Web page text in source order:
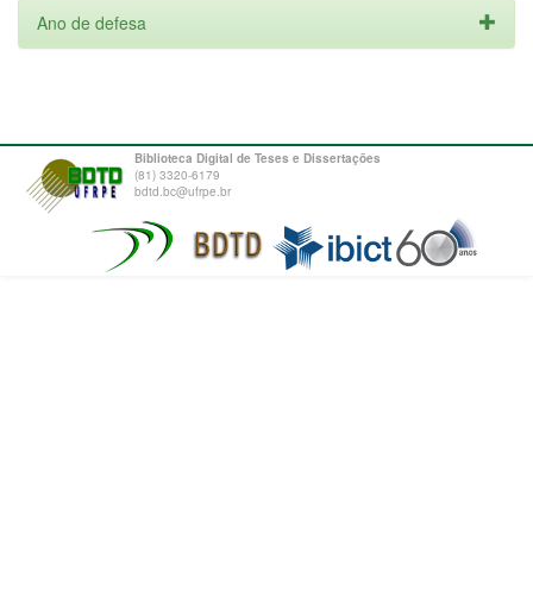
Ano de defesa
Biblioteca Digital de Teses e Dissertações
(81) 3320-6179
bdtd.bc@ufrpe.br